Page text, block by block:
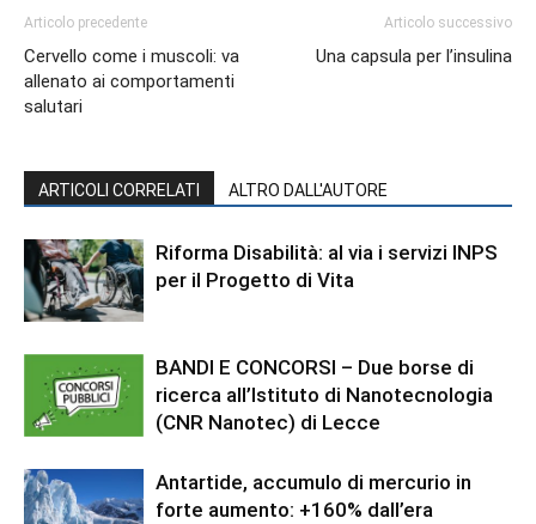
Articolo precedente
Cervello come i muscoli: va
allenato ai comportamenti
salutari
Articolo successivo
Una capsula per l’insulina
ARTICOLI CORRELATI ALTRO DALL'AUTORE
Riforma Disabilità: al via i servizi INPS
per il Progetto di Vita
BANDI E CONCORSI – Due borse di
ricerca all’Istituto di Nanotecnologia
(CNR Nanotec) di Lecce
Antartide, accumulo di mercurio in
forte aumento: +160% dall’era